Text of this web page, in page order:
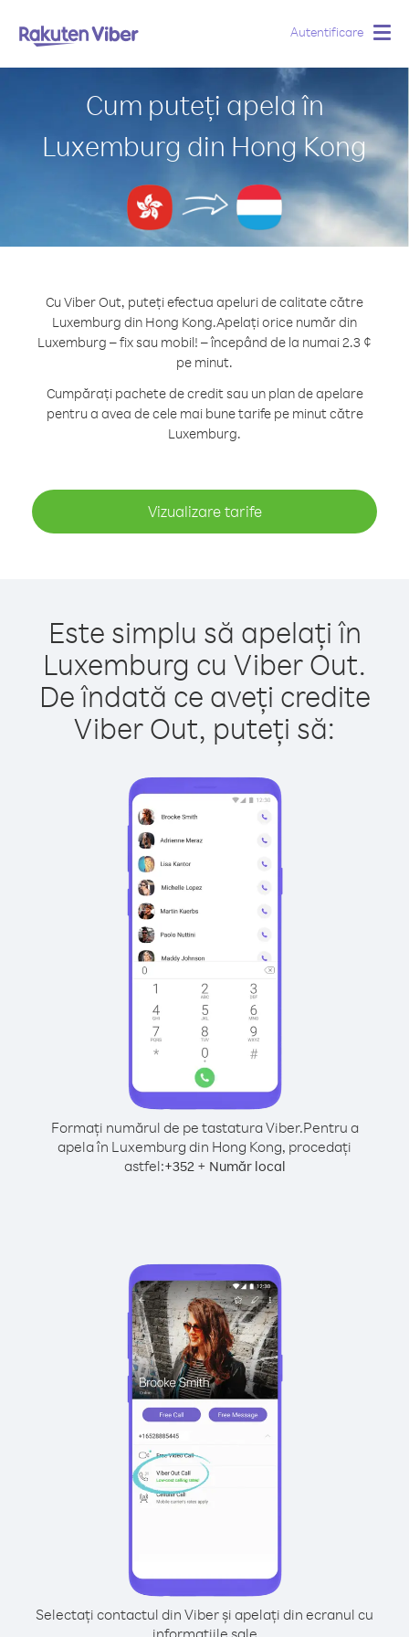
Autentificare
Cum puteți apela în
Luxemburg din Hong Kong
Cu Viber Out, puteți efectua apeluri de calitate către
Luxemburg din Hong Kong.Apelați orice număr din
Luxemburg – fix sau mobil! – începând de la numai 2.3 ¢
pe minut.
Cumpărați pachete de credit sau un plan de apelare
pentru a avea de cele mai bune tarife pe minut către
Luxemburg.
Vizualizare tarife
Este simplu să apelați în
Luxemburg cu Viber Out.
De îndată ce aveți credite
Viber Out, puteți să:
Formați numărul de pe tastatura Viber.Pentru a
apela în Luxemburg din Hong Kong, procedați
astfel:+352+ Număr local
Selectați contactul din Viber și apelați din ecranul cu
informațiile sale